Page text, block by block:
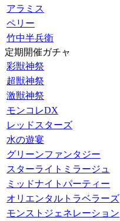
アラミス
ペリー
竹中半兵衛
定期開催ガチャ
彩獣神祭
超獣神祭
激獣神祭
モンコレDX
レッドスターズ
水の遊宴
グリーンファンタジー
スターライトミラージュ
ミッドナイトパーティー
オリエンタルトラベラーズ
モンストジェネレーション